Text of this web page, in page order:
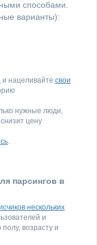
способами.
варианты):
и нацеливайте свои
нужные люди,
цену
.
парсингов в
нескольких
и
возрасту и